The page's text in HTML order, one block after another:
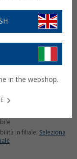
vetri WOSHUP!
per caravan e
in filiale: Seleziona
in the webshop.